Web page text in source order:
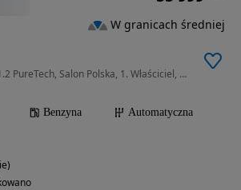
1199 cm3 • 110 KM • 1.2 PureTech, Salon Polska, 1. Właściciel, Automat, VAT 23%,
Benzyna
Automatyczna
W granicach średniej